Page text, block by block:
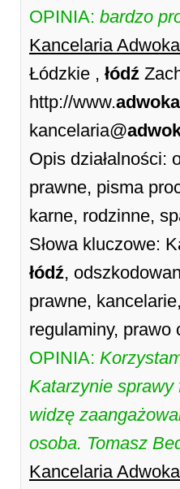
OPINIA: bardzo
Kancelaria
Łódzkie , łódź
http://www.
kancelaria@
Opis działalności:
prawne, pisma
karne, rodzinne,
Słowa kluczowe:
łódź,
prawne,
regulaminy, prawo
OPINIA:
Katarzynie sprawy
widzę
osoba. Tomasz
Kancelaria